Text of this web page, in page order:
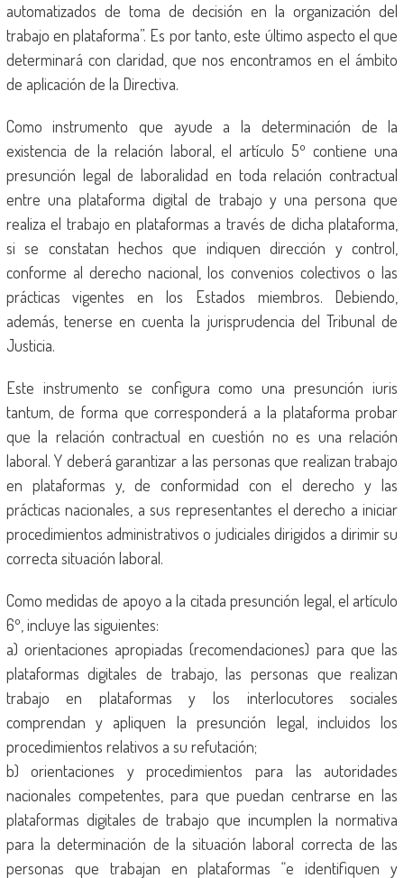
automatizados de toma de decisión en la organización del
trabajo en plataforma”. Es por tanto, este último aspecto el que
determinará con claridad, que nos encontramos en el ámbito
de aplicación de la Directiva.
Como instrumento que ayude a la determinación de la
existencia de la relación laboral, el artículo 5º contiene una
presunción legal de laboralidad en toda relación contractual
entre una plataforma digital de trabajo y una persona que
realiza el trabajo en plataformas a través de dicha plataforma,
si se constatan hechos que indiquen dirección y control,
conforme al derecho nacional, los convenios colectivos o las
prácticas vigentes en los Estados miembros. Debiendo,
además, tenerse en cuenta la jurisprudencia del Tribunal de
Justicia.
Este instrumento se configura como una presunción iuris
tantum, de forma que corresponderá a la plataforma probar
que la relación contractual en cuestión no es una relación
laboral. Y deberá garantizar a las personas que realizan trabajo
en plataformas y, de conformidad con el derecho y las
prácticas nacionales, a sus representantes el derecho a iniciar
procedimientos administrativos o judiciales dirigidos a dirimir su
correcta situación laboral.
Como medidas de apoyo a la citada presunción legal, el artículo
6º, incluye las siguientes:
a) orientaciones apropiadas (recomendaciones) para que las
plataformas digitales de trabajo, las personas que realizan
trabajo en plataformas y los interlocutores sociales
comprendan y apliquen la presunción legal, incluidos los
procedimientos relativos a su refutación;
b) orientaciones y procedimientos para las autoridades
nacionales competentes, para que puedan centrarse en las
plataformas digitales de trabajo que incumplen la normativa
para la determinación de la situación laboral correcta de las
personas que trabajan en plataformas “e identifiquen y